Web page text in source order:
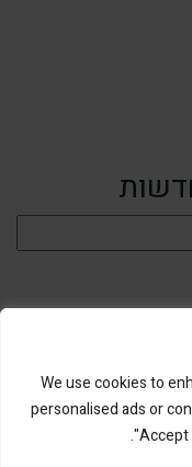
We use cookies to
personalised ads or
"Accept